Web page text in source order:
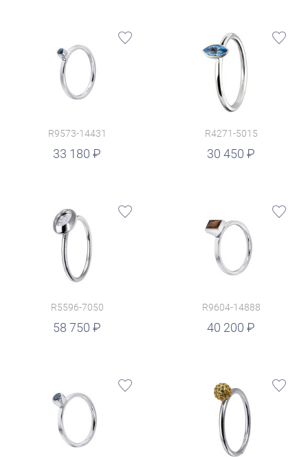
R9573-14431
33 180
R4271-5015
30 450
R5596-7050
58 750
R9604-14888
40 200